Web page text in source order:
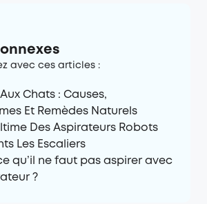
avec ces articles :
Chats : Causes,
Et Remèdes Naturels
Des Aspirateurs Robots
Les Escaliers
qu’il ne faut pas aspirer avec
?